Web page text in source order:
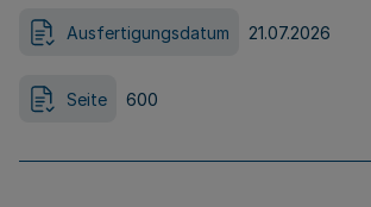
Ausfertigungsdatum 21.07.2026
Seite 600